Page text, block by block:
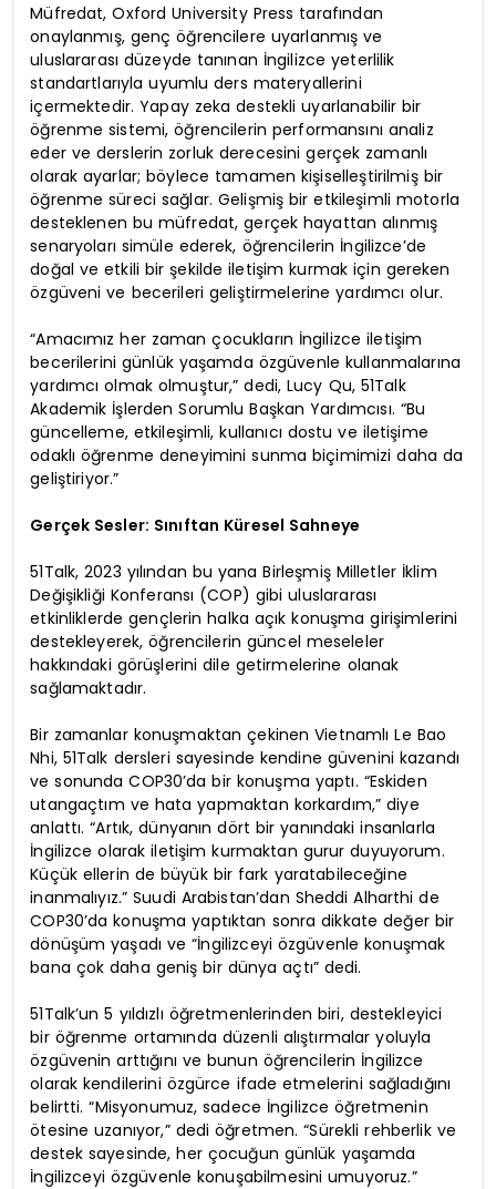
Müfredat, Oxford University Press tarafından
onaylanmış, genç öğrencilere uyarlanmış ve
uluslararası düzeyde tanınan İngilizce yeterlilik
standartlarıyla uyumlu ders materyallerini
içermektedir. Yapay zeka destekli uyarlanabilir bir
öğrenme sistemi, öğrencilerin performansını analiz
eder ve derslerin zorluk derecesini gerçek zamanlı
olarak ayarlar; böylece tamamen kişiselleştirilmiş bir
öğrenme süreci sağlar. Gelişmiş bir etkileşimli motorla
desteklenen bu müfredat, gerçek hayattan alınmış
senaryoları simüle ederek, öğrencilerin İngilizce’de
doğal ve etkili bir şekilde iletişim kurmak için gereken
özgüveni ve becerileri geliştirmelerine yardımcı olur.
“Amacımız her zaman çocukların İngilizce iletişim
becerilerini günlük yaşamda özgüvenle kullanmalarına
yardımcı olmak olmuştur,” dedi, Lucy Qu, 51Talk
Akademik İşlerden Sorumlu Başkan Yardımcısı. “Bu
güncelleme, etkileşimli, kullanıcı dostu ve iletişime
odaklı öğrenme deneyimini sunma biçimimizi daha da
geliştiriyor.”
Gerçek Sesler: Sınıftan Küresel Sahneye
51Talk, 2023 yılından bu yana Birleşmiş Milletler İklim
Değişikliği Konferansı (COP) gibi uluslararası
etkinliklerde gençlerin halka açık konuşma girişimlerini
destekleyerek, öğrencilerin güncel meseleler
hakkındaki görüşlerini dile getirmelerine olanak
sağlamaktadır.
Bir zamanlar konuşmaktan çekinen Vietnamlı Le Bao
Nhi, 51Talk dersleri sayesinde kendine güvenini kazandı
ve sonunda COP30’da bir konuşma yaptı. “Eskiden
utangaçtım ve hata yapmaktan korkardım,” diye
anlattı. “Artık, dünyanın dört bir yanındaki insanlarla
İngilizce olarak iletişim kurmaktan gurur duyuyorum.
Küçük ellerin de büyük bir fark yaratabileceğine
inanmalıyız.” Suudi Arabistan’dan Sheddi Alharthi de
COP30’da konuşma yaptıktan sonra dikkate değer bir
dönüşüm yaşadı ve “İngilizceyi özgüvenle konuşmak
bana çok daha geniş bir dünya açtı” dedi.
51Talk’un 5 yıldızlı öğretmenlerinden biri, destekleyici
bir öğrenme ortamında düzenli alıştırmalar yoluyla
özgüvenin arttığını ve bunun öğrencilerin İngilizce
olarak kendilerini özgürce ifade etmelerini sağladığını
belirtti. “Misyonumuz, sadece İngilizce öğretmenin
ötesine uzanıyor,” dedi öğretmen. “Sürekli rehberlik ve
destek sayesinde, her çocuğun günlük yaşamda
İngilizceyi özgüvenle konuşabilmesini umuyoruz.”